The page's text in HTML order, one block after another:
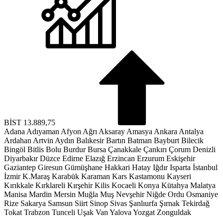
BİST 13.889,75
Adana Adıyaman Afyon Ağrı Aksaray Amasya Ankara Antalya
Ardahan Artvin Aydın Balıkesir Bartın Batman Bayburt Bilecik
Bingöl Bitlis Bolu Burdur Bursa Çanakkale Çankırı Çorum Denizli
Diyarbakır Düzce Edirne Elazığ Erzincan Erzurum Eskişehir
Gaziantep Giresun Gümüşhane Hakkari Hatay Iğdır Isparta İstanbul
İzmir K.Maraş Karabük Karaman Kars Kastamonu Kayseri
Kırıkkale Kırklareli Kırşehir Kilis Kocaeli Konya Kütahya Malatya
Manisa Mardin Mersin Muğla Muş Nevşehir Niğde Ordu Osmaniye
Rize Sakarya Samsun Siirt Sinop Sivas Şanlıurfa Şırnak Tekirdağ
Tokat Trabzon Tunceli Uşak Van Yalova Yozgat Zonguldak